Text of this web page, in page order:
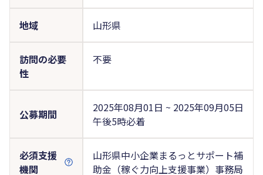
地域 山形県
訪問の必要
性
不要
公募期間
2025年08月01日 ~ 2025年09月05日
午後5時必着
必須支援
機関
山形県中小企業まるっとサポート補
助金（稼ぐ力向上支援事業）事務局